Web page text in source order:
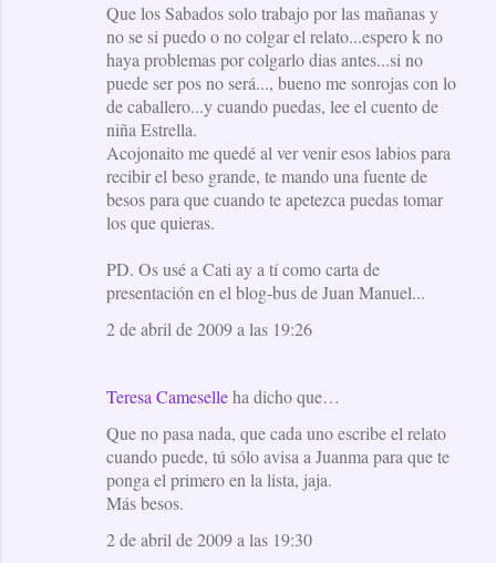
Que los Sabados solo trabajo por las mañanas y
no se si puedo o no colgar el relato...espero k no
haya problemas por colgarlo dias antes...si no
puede ser pos no será..., bueno me sonrojas con lo
de caballero...y cuando puedas, lee el cuento de
niña Estrella.
Acojonaito me quedé al ver venir esos labios para
recibir el beso grande, te mando una fuente de
besos para que cuando te apetezca puedas tomar
los que quieras.
PD. Os usé a Cati ay a tí como carta de
presentación en el blog-bus de Juan Manuel...
2 de abril de 2009 a las 19:26
Teresa Cameselleha dicho que…
Que no pasa nada, que cada uno escribe el relato
cuando puede, tú sólo avisa a Juanma para que te
ponga el primero en la lista, jaja.
Más besos.
2 de abril de 2009 a las 19:30